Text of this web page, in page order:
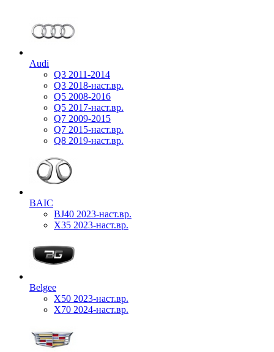
Audi
Q3 2011-2014
Q3 2018-наст.вр.
Q5 2008-2016
Q5 2017-наст.вр.
Q7 2009-2015
Q7 2015-наст.вр.
Q8 2019-наст.вр.
BAIC
BJ40 2023-наст.вр.
X35 2023-наст.вр.
Belgee
X50 2023-наст.вр.
X70 2024-наст.вр.